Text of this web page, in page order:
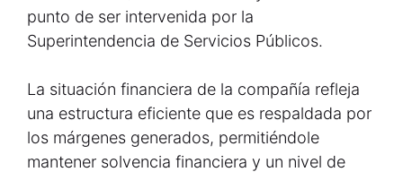
punto de ser intervenida por la
Superintendencia de Servicios Públicos.
La situación financiera de la compañía refleja
una estructura eficiente que es respaldada por
los márgenes generados, permitiéndole
mantener solvencia financiera y un nivel de